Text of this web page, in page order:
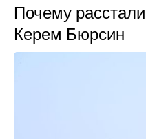
Почему
Керем Бюрсин